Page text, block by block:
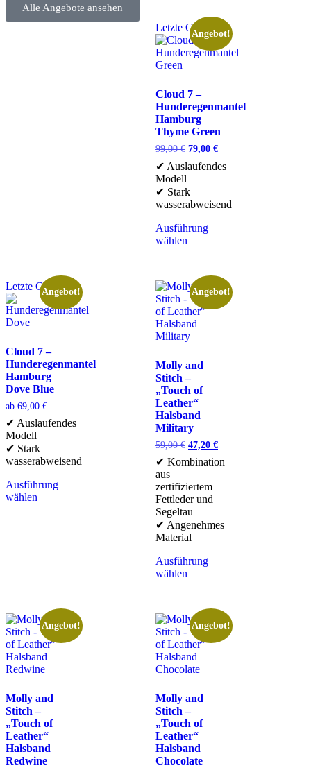
Alle Angebote ansehen
Letzte Chance
Angebot!
Cloud 7 –
Hunderegenmantel
Hamburg
Thyme Green
99,00€ 79,00 €
✔ Auslaufendes
Modell
✔ Stark
wasserabweisend
Ausführung
wählen
Letzte Chance
Angebot!
Cloud 7 –
Hunderegenmantel
Hamburg
Dove Blue
ab 69,00 €
✔ Auslaufendes
Modell
✔ Stark
wasserabweisend
Ausführung
wählen
Angebot!
Molly and
Stitch –
„Touch of
Leather“
Halsband
Military
59,00€ 47,20 €
✔ Kombination
aus
zertifiziertem
Fettleder und
Segeltau
✔ Angenehmes
Material
Ausführung
wählen
Angebot!
Molly and
Stitch –
„Touch of
Leather“
Halsband
Redwine
Angebot!
Molly and
Stitch –
„Touch of
Leather“
Halsband
Chocolate